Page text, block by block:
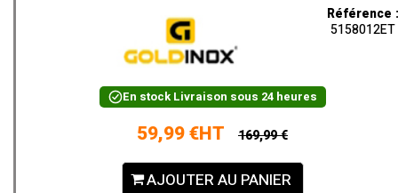
Référence :
5158012ET
En stockLivraison sous 24 heures
59,99 €HT 169,99 €
AJOUTER AU PANIER